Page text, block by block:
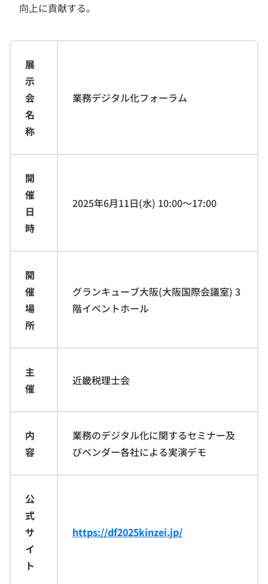
向上に貢献する。
展
示
会
名
称
業務デジタル化フォーラム
開
催
日
時
2025年6月11日(水) 10:00～17:00
開
催
場
所
グランキューブ大阪(大阪国際会議室) 3
階イベントホール
主
催
近畿税理士会
内
容
業務のデジタル化に関するセミナー及
びベンダー各社による実演デモ
公
式
サ
イ
ト
https://df2025kinzei.jp/